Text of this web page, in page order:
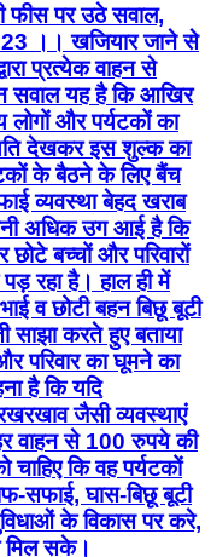
फीस पर उठे सवाल,
।। खजियार जाने से
प्रत्येक वाहन से
सवाल यह है कि आखिर
लोगों और पर्यटकों का
देखकर इस शुल्क का
के बैठने के लिए बैंच
व्यवस्था बेहद खराब
अधिक उग आई है कि
बच्चों और परिवारों
रहा है। हाल ही में
व छोटी बहन बिछू बूटी
करते हुए बताया
परिवार का घूमने का
है कि यदि
जैसी व्यवस्थाएं
वाहन से 100 रुपये की
कि वह पर्यटकों
सफाई, घास-बिछू बूटी
के विकास पर करे,
मिल सके।